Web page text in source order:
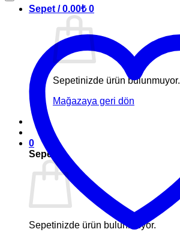
Sepet /0.00₺ 0
Sepetinizde ürün bulunmuyor.
Mağazaya geri dön
0
Sepet
Sepetinizde ürün bulunmuyor.